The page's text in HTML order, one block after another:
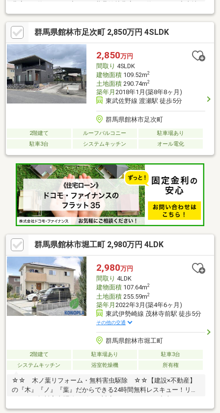
２３０坪 築１１年 軽量鉄骨造８９平米 事務所店舗・ 聖ル
カ保育園と館林市立北こども園まで約９５０ｍ・ 館林市立第九
小学校まで約６７０ｍ・ 館林市立第一中学校まで約１１００
ｍ・ 医療法人六花会館林記念病院まで約９２０ｍ自己居住用・
投資目的運用可。＜イエトチ買取チャンピオン本店・マイホーム
株式会社＞にご相談ください！『館林市・太田市周辺』エリアの
物件が多数あり！他の物件へのお問合せもお待ちしております
群馬県館林市足次町 2,850万円 4SLDK
2,850万円
間取り 4SLDK
建物面積109.52m2
土地面積290.74m2
築年月 2018年1月(築8年8ヶ月)
東武佐野線 渡瀬駅 徒歩5分
群馬県館林市足次町
2階建て ルーフバルコニー
駐車場あり
駐車3台
システムキッチン オール電化
群馬県館林市堀工町 2,980万円 4LDK
2,980万円
間取り 4LDK
建物面積107.64m2
土地面積255.59m2
築年月 2022年3月(築4年6ヶ月)
東武伊勢崎線 茂林寺前駅 徒歩5分
その他の交通
群馬県館林市堀工町
2階建て 駐車場あり
駐車3台
システムキッチン
浴室乾燥機 所有権
☆☆ 木ノ葉リフォーム・無料害虫駆除 ☆☆【建設×不動産】
の『木』『ノ』『葉』だからできる24時間無料レスキュー！リフ
ターサービスがついており、住んでからの安心をずっとお届けし